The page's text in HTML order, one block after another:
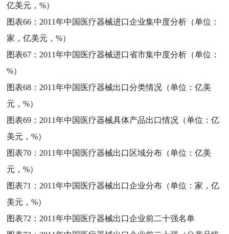
亿美元，%）
图表66： 2011年中国医疗器械进口企业集中度分析（单位：
家，亿美元，%）
图表67： 2011年中国医疗器械进口省市集中度分析（单位：
%）
图表68： 2011年中国医疗器械出口分类情况（单位：亿美
元，%）
图表69： 2011年中国医疗器械具体产品出口情况（单位：亿
美元，%）
图表70： 2011年中国医疗器械出口区域分布（单位：亿美
元，%）
图表71： 2011年中国医疗器械出口企业分布（单位：家，亿
美元，%）
图表72： 2011年中国医疗器械出口企业前二十强名单